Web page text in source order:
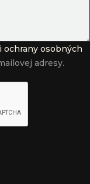
ochrany osobných
adresy.